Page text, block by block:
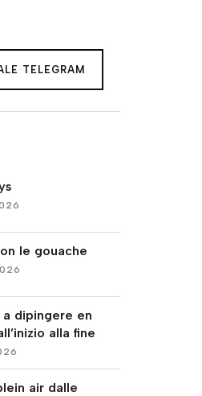
TELEGRAM
le gouache
dipingere en
alla fine
air dalle